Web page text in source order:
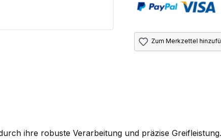
Zum Merkzettel
ihre robuste Verarbeitung und präzise